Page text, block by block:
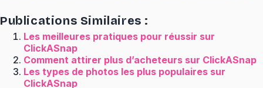
Publications Similaires :
Les meilleures pratiques pour réussir sur
ClickASnap
Comment attirer plus d’acheteurs sur ClickASnap
Les types de photos les plus populaires sur
ClickASnap